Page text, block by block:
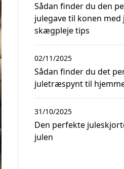
Sådan finder du den
julegave til konen med
skægpleje tips
Sådan finder du det
juletræspynt til
02/11/2025
Den perfekte
julen
31/10/2025